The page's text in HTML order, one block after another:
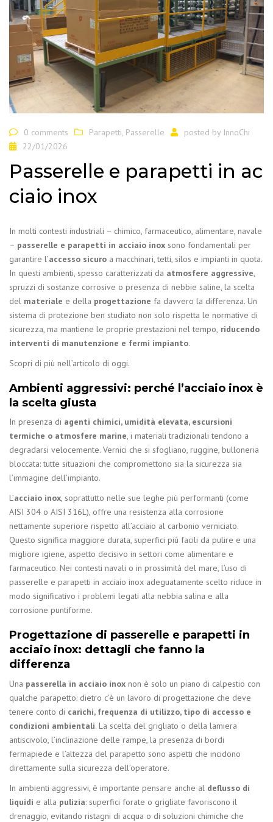
0 comments Parapetti, Passerelle posted by InnoChi
22/01/2026
Passerelle e parapetti in ac
ciaio inox
In molti contesti industriali – chimico, farmaceutico, alimentare, navale
– passerelle e parapetti in acciaio inox sono fondamentali per
garantire l’accesso sicuro a macchinari, tetti, silos e impianti in quota.
In questi ambienti, spesso caratterizzati da atmosfere aggressive
spruzzi di sostanze corrosive o presenza di nebbie saline, la scelta
del materiale e della progettazione fa davvero la differenza. Un
sistema di protezione ben studiato non solo rispetta le normative di
sicurezza, ma mantiene le proprie prestazioni nel tempo, riducendo
interventi di manutenzione e fermi impianto.
Scopri di più nell’articolo di oggi.
Ambienti aggressivi: perché l’acciaio inox è
la scelta giusta
In presenza di agenti chimici, umidità elevata, escursioni
termiche o atmosfere marine, i materiali tradizionali tendono a
degradarsi velocemente. Vernici che si sfogliano, ruggine, bulloneria
bloccata: tutte situazioni che compromettono sia la sicurezza sia
l’immagine dell’impianto.
L’acciaio inox, soprattutto nelle sue leghe più performanti (come
AISI 304 o AISI 316L), offre una resistenza alla corrosione
nettamente superiore rispetto all’acciaio al carbonio verniciato.
Questo significa maggiore durata, superfici più facili da pulire e una
migliore igiene, aspetto decisivo in settori come alimentare e
farmaceutico. Nei contesti navali o in prossimità del mare, l’uso di
passerelle e parapetti in acciaio inox adeguatamente scelto riduce in
modo significativo i problemi legati alla nebbia salina e alla
corrosione puntiforme.
Progettazione di passerelle e parapetti in
acciaio inox: dettagli che fanno la
differenza
Una passerella in acciaio inox non è solo un piano di calpestio con
qualche parapetto: dietro c’è un lavoro di progettazione che deve
tenere conto di carichi, frequenza di utilizzo, tipo di accesso e
condizioni ambientali. La scelta del grigliato o della lamiera
antiscivolo, l’inclinazione delle rampe, la presenza di bordi
fermapiede e l’altezza del parapetto sono aspetti che incidono
direttamente sulla sicurezza dell’operatore.
In ambienti aggressivi, è importante pensare anche al deflusso di
liquidi e alla pulizia: superfici forate o grigliate favoriscono il
drenaggio, evitando ristagni di acqua o di soluzioni chimiche che